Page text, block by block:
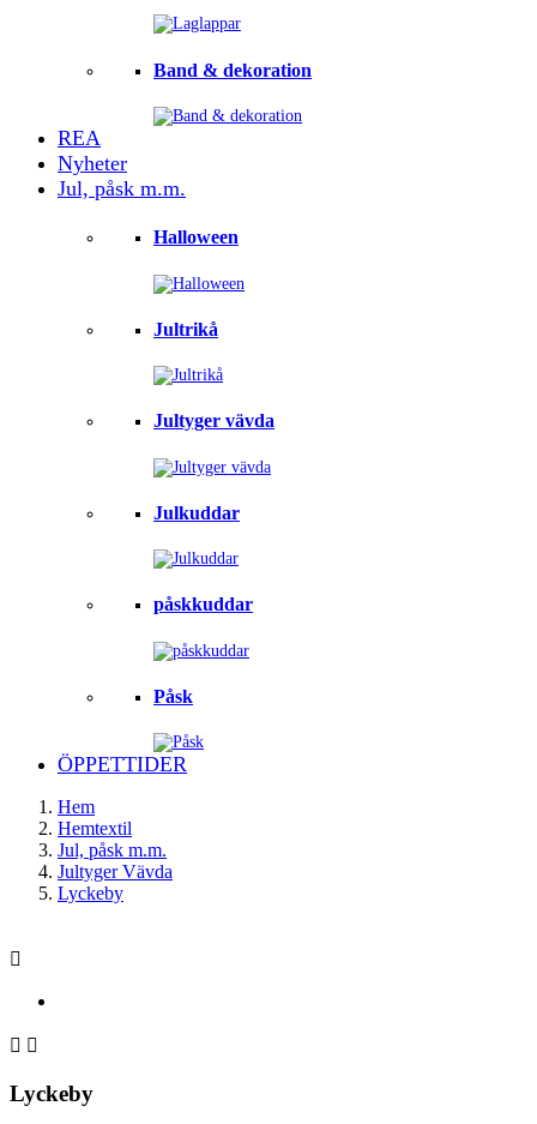
Band & dekoration
REA
Nyheter
Jul, påsk m.m.
Halloween
Jultrikå
Jultyger vävda
Julkuddar
påskkuddar
Påsk
ÖPPETTIDER
Hem
Hemtextil
Jul, påsk m.m.
Jultyger Vävda
Lyckeby

 
Lyckeby